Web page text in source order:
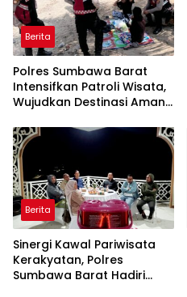
Berita
Polres Sumbawa Barat
Intensifkan Patroli Wisata,
Wujudkan Destinasi Aman
Masyarakat
Berita
Sinergi Kawal Pariwisata
Kerakyatan, Polres
Sumbawa Barat Hadiri